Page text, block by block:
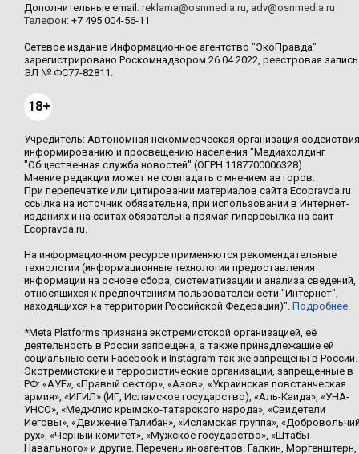
Дополнительные email: reklama@osnmedia.ru, adv@osnmedia.ru
Телефон: +7 495 004-56-11
Сетевое издание Информационное агентство "ЭкоПравда"
зарегистрировано Роскомнадзором 26.04.2022, реестровая запись
ЭЛ № ФС77-82811.
18+
Учредитель: Автономная некоммерческая организация содействия
информированию и просвещению населения "Медиахолдинг
"Общественная служба новостей" (ОГРН 1187700006328).
Мнение редакции может не совпадать с мнением авторов.
При перепечатке или цитировании материалов сайта Ecopravda.ru
ссылка на источник обязательна, при использовании в Интернет-
изданиях и на сайтах обязательна прямая гиперссылка на сайт
Ecopravda.ru.
На информационном ресурсе применяются рекомендательные
технологии (информационные технологии предоставления
информации на основе сбора, систематизации и анализа сведений,
относящихся к предпочтениям пользователей сети "Интернет",
находящихся на территории Российской Федерации)". Подробнее.
*Meta Platforms признана экстремистской организацией, её
деятельность в России запрещена, а также принадлежащие ей
социальные сети Facebook и Instagram так же запрещены в России.
Экстремистские и террористические организации, запрещенные в
РФ: «АУЕ», «Правый сектор», «Азов», «Украинская повстанческая
армия», «ИГИЛ» (ИГ, Исламское государство), «Аль-Каида», «УНА-
УНСО», «Меджлис крымско-татарского народа», «Свидетели
Иеговы», «Движение Талибан», «Исламская группа»,
рух», «Чёрный комитет», «Мужское государство», «Штабы
Навального» и другие. Перечень иноагентов: Галкин, Моргенштерн,